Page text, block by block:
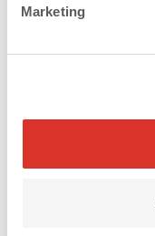
Marketing